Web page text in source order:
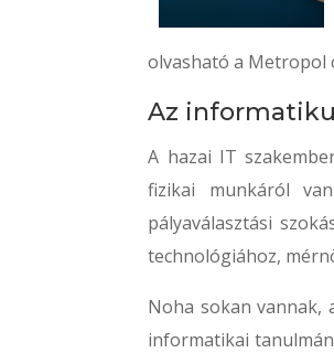
olvasható a Metropol
Az
A hazai IT
fizikai munkáról
pályaválasztási
technológiához,
Noha sokan vannak,
informatikai